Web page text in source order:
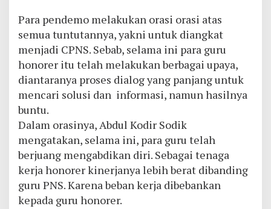
Para pendemo melakukan orasi orasi atas
semua tuntutannya, yakni untuk diangkat
menjadi CPNS. Sebab, selama ini para guru
honorer itu telah melakukan berbagai upaya,
diantaranya proses dialog yang panjang untuk
mencari solusi dan informasi, namun hasilnya
buntu.
Dalam orasinya, Abdul Kodir Sodik
mengatakan, selama ini, para guru telah
berjuang mengabdikan diri. Sebagai tenaga
kerja honorer kinerjanya lebih berat dibanding
guru PNS. Karena beban kerja dibebankan
kepada guru honorer.